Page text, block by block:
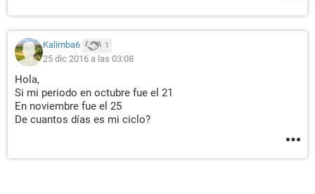
Kalimba6 1
25 dic 2016 a las 03:08
Hola,
Si mi periodo en octubre fue el 21
En noviembre fue el 25
De cuantos días es mi ciclo?